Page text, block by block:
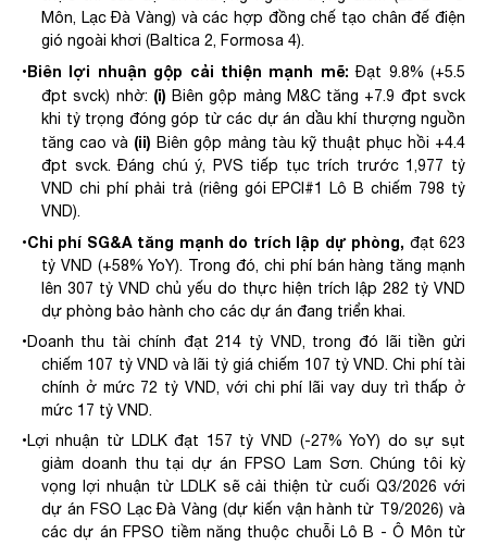
Môn, Lạc Đà Vàng) vàcác hợp đồng chế tạo chân đế điện
gió ngoài khơi (Baltica 2, Formosa 4).
•Biên lợi nhuận gộp cải thiện mạnh mẽ: Đạt 9.8% (+5.5
đpt svck) nhờ: (i) Biên gộp mảng M&C tăng +7.9 đpt svck
khi tỷ trọng đóng góp từ các dự án dầu khí thượng nguồn
tăng cao và (ii)Biên gộp mảng tàu kỹ thuật phục hồi +4.4
đpt svck. Đáng chú ý, PVS tiếp tục trích trước 1,977 tỷ
VND chi phí phải trả (riêng gói EPCI#1 Lô B chiếm 798 tỷ
VND).
•Chi phí SG&A tăng mạnh do trích lập dựphòng, đạt 623
tỷ VND (+58% YoY). Trong đó, chi phí bán hàng tăng mạnh
lên 307 tỷ VND chủ yếu do thực hiện trích lập 282 tỷ VND
dự phòng bảo hành cho các dự án đang triển khai.
•Doanh thu tài chính đạt 214 tỷVND, trong đó lãi tiền gửi
chiếm 107 tỷVNDvà lãi tỷ giá chiếm 107 tỷVND. Chi phí tài
chính ở mức72 tỷ VND, với chiphí lãi vay duy trì thấp ở
mức 17 tỷ VND.
•Lợi nhuận từ LDLK đạt 157 tỷ VND (-27% YoY) do sự sụt
giảm doanh thu tại dự án FPSO Lam Sơn.Chúng tôi kỳ
vọng lợi nhuận từ LDLK sẽ cải thiện từ cuối Q3/2026 với
dự án FSO Lạc Đà Vàng (dự kiến vận hành từ T9/2026) và
các dự án FPSO tiềm năng thuộc chuỗi Lô B - Ô Môn từ